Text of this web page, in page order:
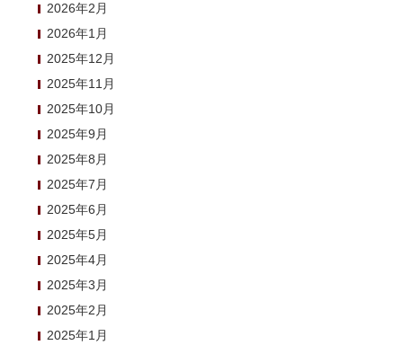
2026年2月
2026年1月
2025年12月
2025年11月
2025年10月
2025年9月
2025年8月
2025年7月
2025年6月
2025年5月
2025年4月
2025年3月
2025年2月
2025年1月